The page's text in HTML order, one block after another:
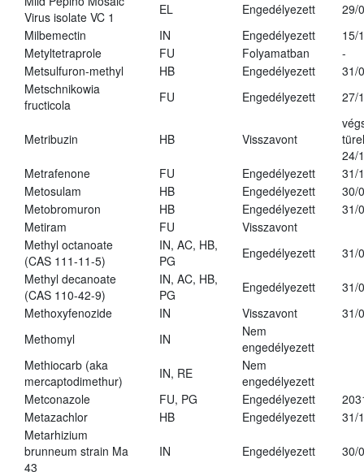
Virus isolate VC 1
EL Engedélyezett
29/
Milbemectin
IN Engedélyezett
15/
Metyltetraprole
FU Folyamatban
-
Metsulfuron-methyl
HB Engedélyezett
31/
Metschnikowia
fructicola
FU Engedélyezett 27/
Metribuzin HB Visszavont
24/
Metrafenone
FU Engedélyezett
31/
Metosulam
HB Engedélyezett
30/
Metobromuron
HB Engedélyezett
31/
Metiram
FU
Visszavont
Methyl octanoate
(CAS 111-11-5)
IN, AC, HB,
PG
Engedélyezett
31/
Methyl decanoate
(CAS 110-42-9)
IN, AC, HB,
PG
Engedélyezett
31/
Methoxyfenozide
IN Visszavont
31/
Methomyl
IN
Nem
engedélyezett
Methiocarb (aka
mercaptodimethur)
IN, RE
Nem
engedélyezett
Metconazole
FU, PG Engedélyezett
Metazachlor
HB Engedélyezett
31/
Metarhizium
brunneum strain Ma
43
IN Engedélyezett 30/